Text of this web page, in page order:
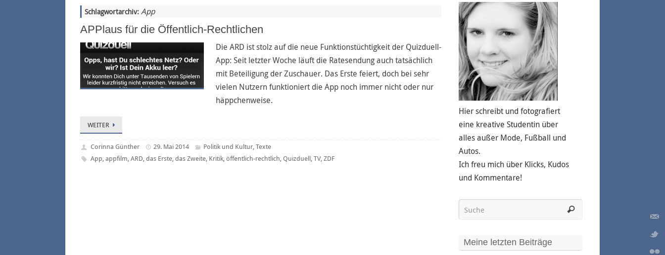
Schlagwortarchiv: App
APPlaus für die Öffentlich-Rechtlichen
Die ARD ist stolz auf die neue Funktionstüchtigkeit der Quizduell-
App: Seit letzter Woche läuft die Ratesendung auch tatsächlich
mit Beteiligung der Zuschauer. Das Erste feiert, doch bei sehr
vielen Nutzern funktioniert die App noch immer nicht oder nur
häppchenweise.
WEITER
Corinna Günther 29. Mai 2014 Politik und Kultur, Texte
App ,appfilm ,ARD ,das Erste ,das Zweite Kritik ,öffentlich-rechtlich ,Quizduell ,TV,ZDF
Hier schreibt und fotografiert
eine kreative Studentin über
alles außer Mode, Fußball und
Autos.
Ich freu mich über Klicks, Kudos
und Kommentare!
Meine letzten Beiträge